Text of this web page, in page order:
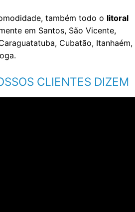
também todo o litoral
em Santos, São Vicente,
Cubatão, Itanhaém,
CLIENTES DIZEM